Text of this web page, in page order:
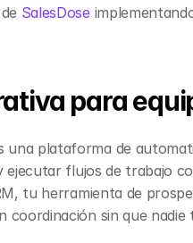
SalesDose
para
plataforma de
flujos de trabajo
tu herramienta de
sin que nadie